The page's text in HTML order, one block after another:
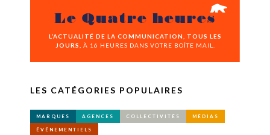
Le Quatre heures
L’ACTUALITÉ DE LA COMMUNICATION, TOUS LES
JOURS,
À 16 HEURES DANS VOTRE BOÎTE MAIL.
LES CATÉGORIES POPULAIRES
MARQUES AGENCES COLLECTIVITÉS MÉDIAS
ÉVÉNEMENTIELS